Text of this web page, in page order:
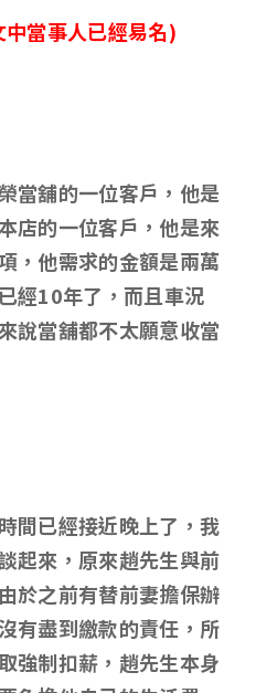
當事人已經易名)
當舖的一位客戶，他是
店的一位客戶，他是來
，他需求的金額是兩萬
經10年了，而且車況
說當舖都不太願意收當
間已經接近晚上了，我
起來，原來趙先生與前
於之前有替前妻擔保辦
有盡到繳款的責任，所
強制扣薪，趙先生本身